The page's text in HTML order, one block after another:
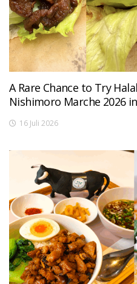
A Rare Chance to Try
Nishimoro Marche 2026
16 Juli 2026